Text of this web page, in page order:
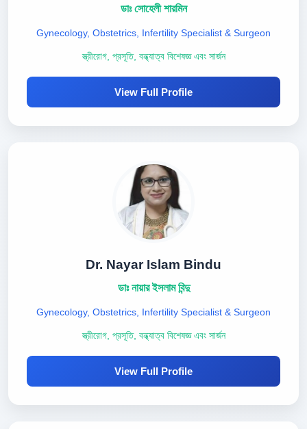
ডাঃ সোহেলী শারমিন
Gynecology, Obstetrics, Infertility Specialist & Surgeon
স্ত্রীরোগ, প্রসূতি, বন্ধ্যাত্ব বিশেষজ্ঞ এবং সার্জন
View Full Profile
Dr. Nayar Islam Bindu
ডাঃ নায়ার ইসলাম বিন্দু
Gynecology, Obstetrics, Infertility Specialist & Surgeon
স্ত্রীরোগ, প্রসূতি, বন্ধ্যাত্ব বিশেষজ্ঞ এবং সার্জন
View Full Profile